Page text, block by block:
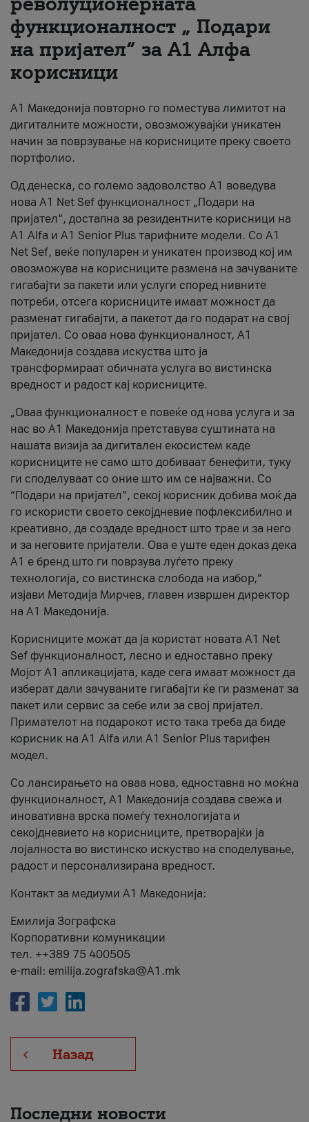
За нас
#ПодобарОнлајн
функционалност „ Подари
на пријател“ за А1 Алфа
корисници
А1 Македонија повторно го поместува лимитот на
дигиталните можности, овозможувајќи уникатен
начин за поврзување на корисниците преку своето
портфолио.
Од денеска, со големо задоволство А1 воведува
нова A1 Net Sef функционалност „Подари на
пријател“, достапна за резидентните корисници на
А1 Alfa и A1 Senior Plus тарифните модели. Со A1
Net Sef, веќе популарен и уникатен производ кој им
овозможува на корисниците размена на зачуваните
гигабајти за пакети или услуги според нивните
потреби, отсега корисниците имаат можност да
разменат гигабајти, а пакетот да го подарат на свој
пријател. Со оваа нова функционалност, А1
Македонија создава искуства што ја
трансформираат обичната услуга во вистинска
вредност и радост кај корисниците.
„Оваа функционалност е повеќе од нова услуга и за
нас во А1 Македонија претставува суштината на
нашата визија за дигитален екосистем каде
корисниците не само што добиваат бенефити, туку
ги споделуваат со оние што им се најважни. Со
“Подари на пријател”, секој корисник добива моќ да
го искористи своето секојдневие пофлексибилно и
креативно, да создаде вредност што трае и за него
и за неговите пријатели. Ова е уште еден доказ дека
А1 е бренд што ги поврзува луѓето преку
технологија, со вистинска слобода на избор,“
изјави Методија Мирчев, главен извршен директор
на А1 Македонија.
Корисниците можат да ја користат новата А1 Net
Sef функционалност, лесно и едноставно преку
Мојот А1 апликацијата, каде сега имаат можност да
изберат дали зачуваните гигабајти ќе ги разменат за
пакет или сервис за себе или за свој пријател.
Примателот на подарокот исто така треба да биде
корисник на А1 Alfa или A1 Senior Plus тарифен
модел.
Со лансирањето на оваа нова, едноставна но моќна
функционалност, А1 Македонија создава свежа и
иновативна врска помеѓу технологијата и
секојдневието на корисниците, претворајќи ја
лојалноста во вистинско искуство на споделување,
радост и персонализирана вредност.
Контакт за медиуми А1 Македонија:
Емилија Зографска
Корпоративни комуникации
тел. ++389 75 400505
e-mail: emilija.zografska@A1.mk
Назад
Последни новости